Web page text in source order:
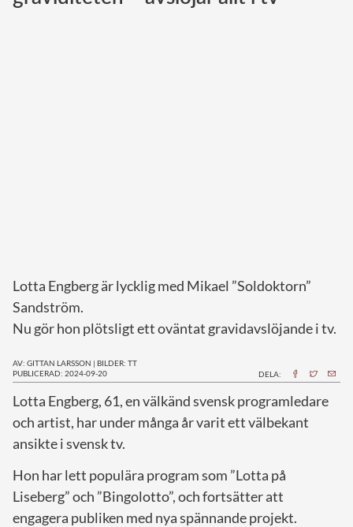
Lotta Engberg är lycklig med Mikael ”Soldoktorn”
Sandström.
Nu gör hon plötsligt ett oväntat gravidavslöjande i tv.
AV: GITTAN LARSSON | BILDER: TT
PUBLICERAD: 2024-09-20
DELA:
Lotta Engberg, 61, en välkänd svensk programledare
och artist, har under många år varit ett välbekant
ansikte i svensk tv.
Hon har lett populära program som ”Lotta på
Liseberg” och ”Bingolotto”, och fortsätter att
engagera publiken med nya spännande projekt.